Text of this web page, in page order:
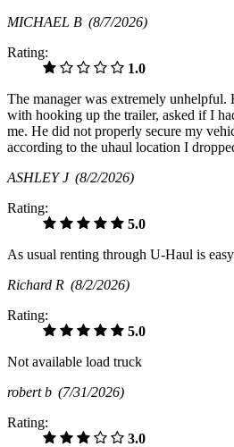
MICHAEL B (8/7/2026)
Rating:
1.0
The manager was extremely unhelpful.
with hooking up the trailer, asked if I
me. He did not properly secure my
according to the uhaul location I
ASHLEY J (8/2/2026)
Rating:
5.0
As usual renting through U-Haul is
Richard R (8/2/2026)
Rating:
5.0
Not available load truck
robert b (7/31/2026)
Rating:
3.0